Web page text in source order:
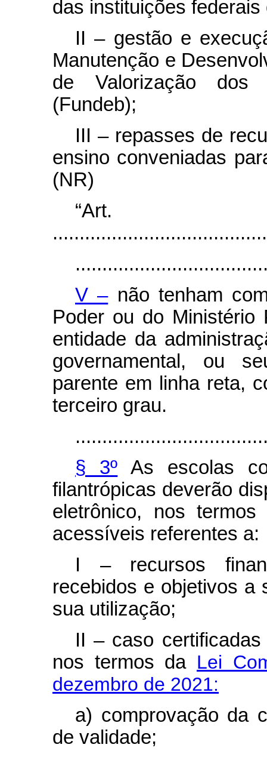
das instituições federais
II – gestão e
Manutenção e
de Valorização dos
(Fundeb);
III – repasses de
ensino conveniadas
(NR)
V –não tenham
Poder ou do Ministério
entidade da
governamental, ou
parente em linha reta,
terceiro grau.
§ 3º As escolas
filantrópicas deverão
eletrônico, nos termos
acessíveis referentes a:
I – recursos
recebidos e objetivos a
sua utilização;
II – caso
nos termos da Lei
dezembro de 2021:
a) comprovação da
de validade;